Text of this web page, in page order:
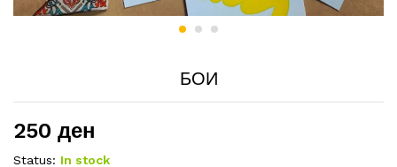
БОИ
250 ден
Status: In stock